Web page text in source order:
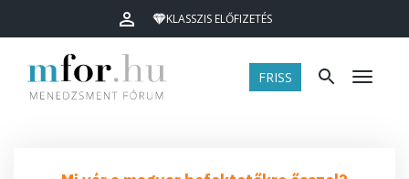
KLASSZIS ELŐFIZETÉS
FRISS Menü